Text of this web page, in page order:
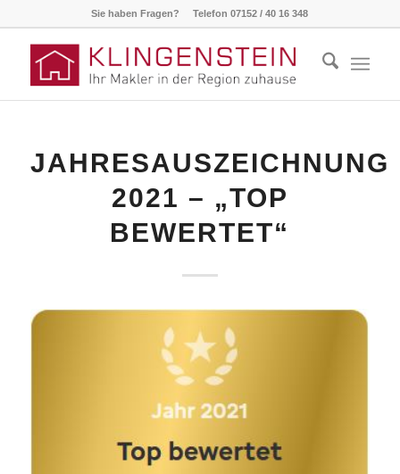
Sie haben Fragen? Telefon 07152 / 40 16 348
JAHRESAUSZEICHNUNG
2021 – „TOP
BEWERTET“